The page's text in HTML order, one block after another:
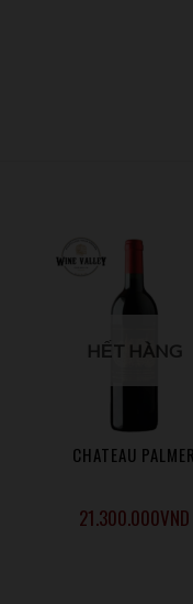
HẾT HÀNG
CHATEAU PALMER
21.300.000VND